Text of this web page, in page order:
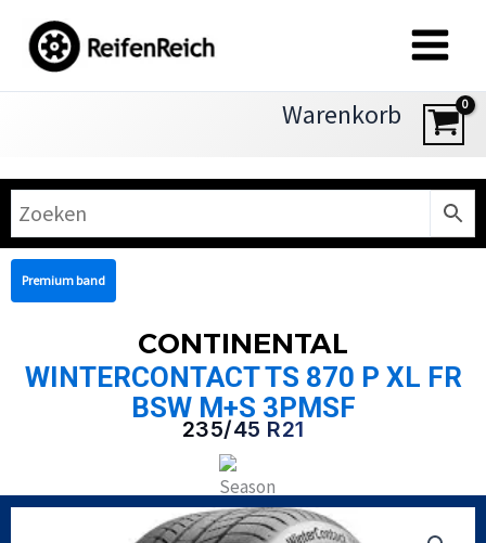
Inhalt
springen
Warenkorb
Premium band
CONTINENTAL
WINTERCONTACT TS 870 P XL FR
BSW M+S 3PMSF
235/45 R21